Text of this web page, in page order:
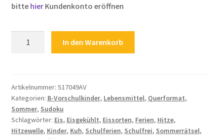
Zahlungsarten
bitte hierKundenkonto eröffnen
Sommer
Waffeleis
Menge
In den Warenkorb
Artikelnummer: S17049AV
Kategorien: B-Vorschulkinder, Lebensmittel, Querformat,
Sommer, Sudoku
Schlagwörter: Eis, Eisgekühlt, Eissorten, Ferien, Hitze,
Hitzewelle, Kinder, Kuh, Schulferien, Schulfrei, Sommerrätsel,